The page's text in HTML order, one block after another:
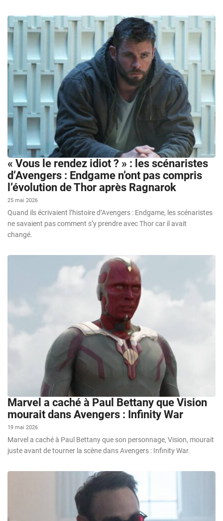
« Vous le rendez idiot ? » : les scénaristes
d’Avengers : Endgame n’ont pas compris
l’évolution de Thor après Ragnarok
25 mai 2026
Quand ils écrivaient l’histoire d’Avengers : Endgame, les scénaristes
ne savaient pas comment s’y prendre avec Thor car il avait
changé.
Marvel a caché à Paul Bettany que Vision
mourait dans Avengers : Infinity War
19 mai 2026
Marvel a caché à Paul Bettany que son personnage, Vision, mourait
juste avant de tourner la scène dans Avengers : Infinity War.